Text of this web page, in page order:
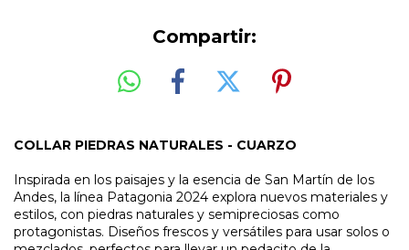
Compartir:
COLLAR PIEDRAS NATURALES - CUARZO
Inspirada en los paisajes y la esencia de San Martín de los
Andes, la línea Patagonia 2024 explora nuevos materiales y
estilos, con piedras naturales y semipreciosas como
protagonistas. Diseños frescos y versátiles para usar solos o